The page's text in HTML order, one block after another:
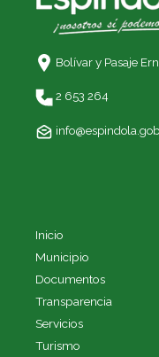
Bolívar y Pasaje
2 653 264
Inicio
Municipio
Documentos
Transparencia
Servicios
Turismo